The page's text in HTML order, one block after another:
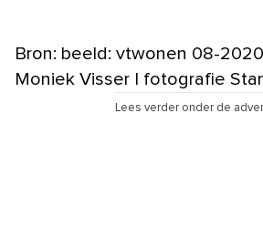
Bron: beeld: vtwonen 08-
Moniek Visser | fotografie
Lees verder onder de